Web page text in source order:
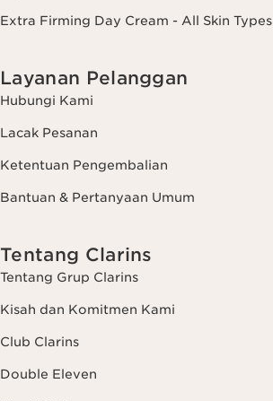
Extra Firming Day Cream - All Skin Types
Layanan Pelanggan
Hubungi Kami
Lacak Pesanan
Ketentuan Pengembalian
Bantuan & Pertanyaan Umum
Tentang Clarins
Tentang Grup Clarins
Kisah dan Komitmen Kami
Club Clarins
Double Eleven